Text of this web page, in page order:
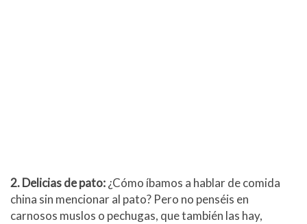
2. Delicias de pato:¿Cómo íbamos a hablar de comida
china sin mencionar al pato? Pero no penséis en
carnosos muslos o pechugas, que también las hay,